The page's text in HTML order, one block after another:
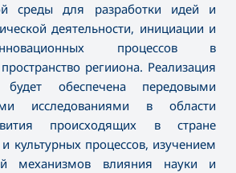
среды для разработки идей и
деятельности, инициации и
процессов в
регииона. Реализация
обеспечена передовыми
исследованиями в области
происходящих в стране
культурных процессов, изучением
механизмов влияния науки и